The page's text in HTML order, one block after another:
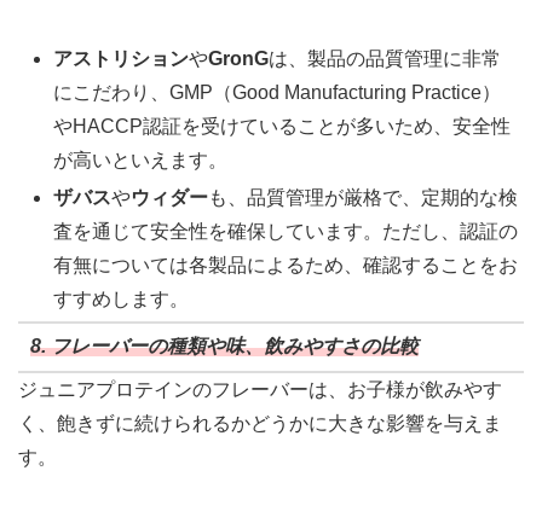
アストリションやGronGは、製品の品質管理に非常
にこだわり、GMP（Good Manufacturing Practice）
やHACCP認証を受けていることが多いため、安全性
が高いといえます。
ザバスやウィダーも、品質管理が厳格で、定期的な検
査を通じて安全性を確保しています。ただし、認証の
有無については各製品によるため、確認することをお
すすめします。
8. フレーバーの種類や味、飲みやすさの比較
ジュニアプロテインのフレーバーは、お子様が飲みやす
く、飽きずに続けられるかどうかに大きな影響を与えま
す。